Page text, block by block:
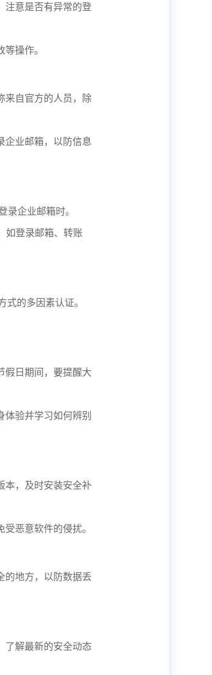
注意是否有异常的登
操作。
来自官方的人员，除
企业邮箱，以防信息
录企业邮箱时。
如登录邮箱、转账
式的多因素认证。
假日期间，要提醒大
体验并学习如何辨别
本，及时安装安全补
恶意软件的侵扰。
的地方，以防数据丢
了解最新的安全动态